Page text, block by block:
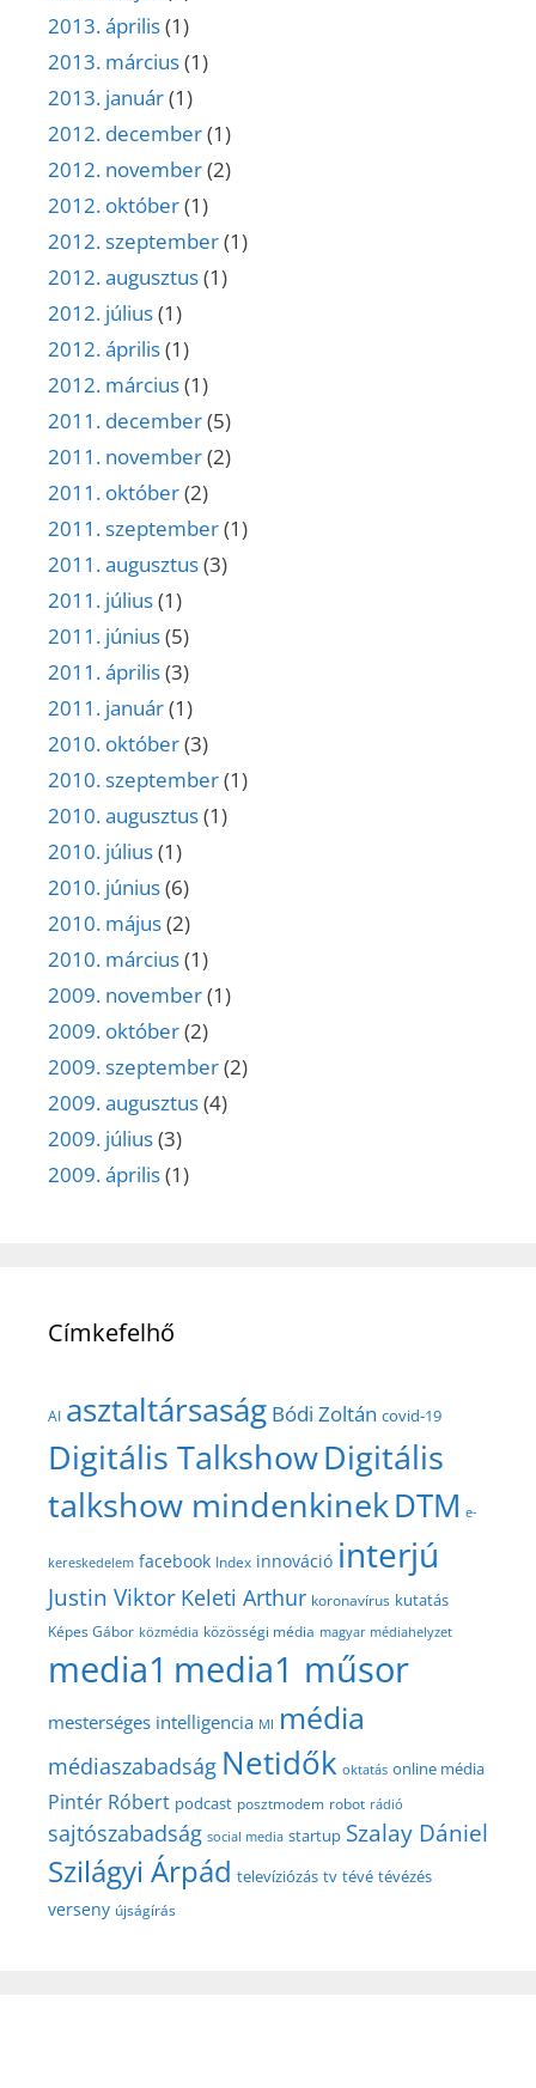
2013. április(1)
2013. március(1)
2013. január(1)
2012. december(1)
2012. november(2)
2012. október(1)
2012. szeptember(1)
2012. augusztus(1)
2012. július(1)
2012. április(1)
2012. március(1)
2011. december(5)
2011. november(2)
2011. október(2)
2011. szeptember(1)
2011. augusztus(3)
2011. július(1)
2011. június(5)
2011. április(3)
2011. január(1)
2010. október(3)
2010. szeptember(1)
2010. augusztus(1)
2010. július(1)
2010. június(6)
2010. május(2)
2010. március(1)
2009. november(1)
2009. október(2)
2009. szeptember(2)
2009. augusztus(4)
2009. július(3)
2009. április(1)
Címkefelhő
AI asztaltársaság Bódi Zoltán covid-19
Digitális TalkshowDigitális
talkshow mindenkinekDTM e-
kereskedelem facebook Index innováció interjú
Justin Viktor Keleti Arthur koronavírus kutatás
Képes Gábor közmédia közösségi média magyar médiahelyzet
media1 media1 műsor
mesterséges intelligencia MI média
médiaszabadság Netidők oktatás online média
Pintér Róbert podcast posztmodem robot rádió
sajtószabadság social media startup Szalay Dániel
Szilágyi Árpád televíziózás tv tévé tévézés
verseny újságírás